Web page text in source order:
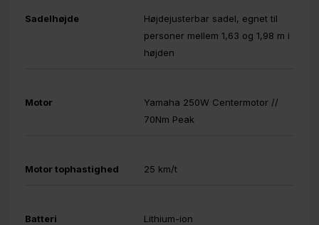
Sadelhøjde
Højdejusterbar sadel, egnet til
personer mellem 1,63 og 1,98 m i
højden
Motor
Yamaha 250W Centermotor //
70Nm Peak
Motor tophastighed 25 km/t
Batteri Lithium-ion